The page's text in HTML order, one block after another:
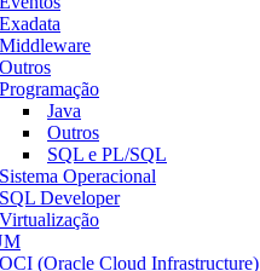
Exadata
Middleware
Outros
Programação
Java
Outros
SQL e PL/SQL
Sistema Operacional
SQL Developer
Virtualização
OCI (Oracle Cloud Infrastructure)